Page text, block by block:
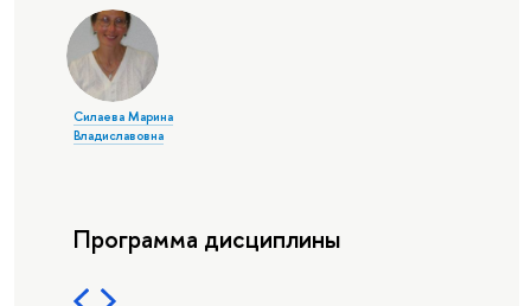
Силаева Марина
Владиславовна
Программа дисциплины